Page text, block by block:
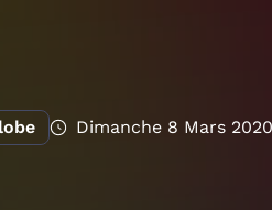
Dimanche 8 Mars 2020